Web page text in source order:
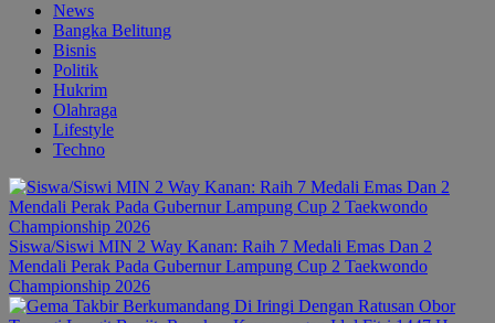
News
Bangka Belitung
Bisnis
Politik
Hukrim
Olahraga
Lifestyle
Techno
Siswa/Siswi MIN 2 Way Kanan: Raih 7 Medali Emas Dan 2
Mendali Perak Pada Gubernur Lampung Cup 2 Taekwondo
Championship 2026